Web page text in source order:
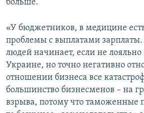
больше.
«У бюджетников, в медицине
проблемы с выплатами зарплаты.
людей начинает, если не лояльно
Украине, но точно негативно
отношении бизнеса все
большинство бизнесменов – на
взрыва, потому что таможенные